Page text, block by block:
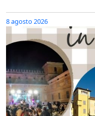
8 agosto 2026